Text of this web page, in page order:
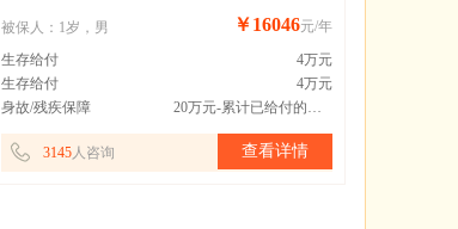
被保人：1岁，男 ￥16046元/年
生存给付
4万元
生存给付
4万元
身故/残疾保障
20万元-累计已给付的教育金
3145人咨询 查看详情